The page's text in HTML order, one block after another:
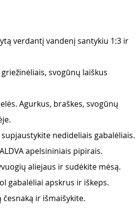
verdantį vandenį santykiu 1:3 ir
svogūnų laiškus
Agurkus, braškes, svogūnų
nedideliais gabalėliais.
apelsininiais pipirais.
aliejaus ir sudėkite mėsą.
gabalėliai apskrus ir iškeps.
česnaką ir išmaišykite.